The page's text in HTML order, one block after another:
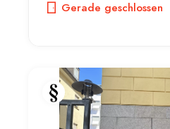
Gerade geschlossen